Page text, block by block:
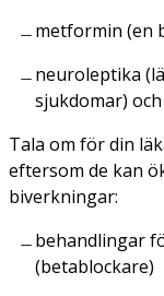
metformin (en
neuroleptika
sjukdomar)
Tala om för din
eftersom de kan
biverkningar:
behandlingar
(betablockare)